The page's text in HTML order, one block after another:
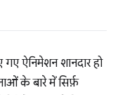
ऐनिमेशन शानदार हो
के बारे में सिर्फ़